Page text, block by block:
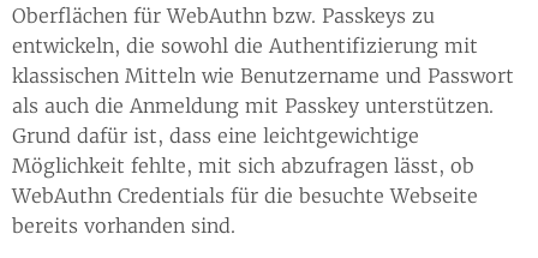
Oberflächen für WebAuthn bzw. Passkeys zu
entwickeln, die sowohl die Authentifizierung mit
klassischen Mitteln wie Benutzername und Passwort
als auch die Anmeldung mit Passkey unterstützen.
Grund dafür ist, dass eine leichtgewichtige
Möglichkeit fehlte, mit sich abzufragen lässt, ob
WebAuthn Credentials für die besuchte Webseite
bereits vorhanden sind.